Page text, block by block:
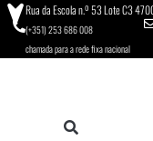
Rua da Escola n.º 53 Lote C3
(+351) 253 686 008
chamada para a rede fixa nacional